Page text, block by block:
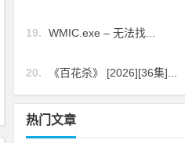
19.
WMIC.exe – 无法找...
20.
《百花杀》 [2026][36集]...
热门文章